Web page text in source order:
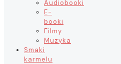
Audiobooki
E-
booki
Filmy
Muzyka
Smaki
karmelu